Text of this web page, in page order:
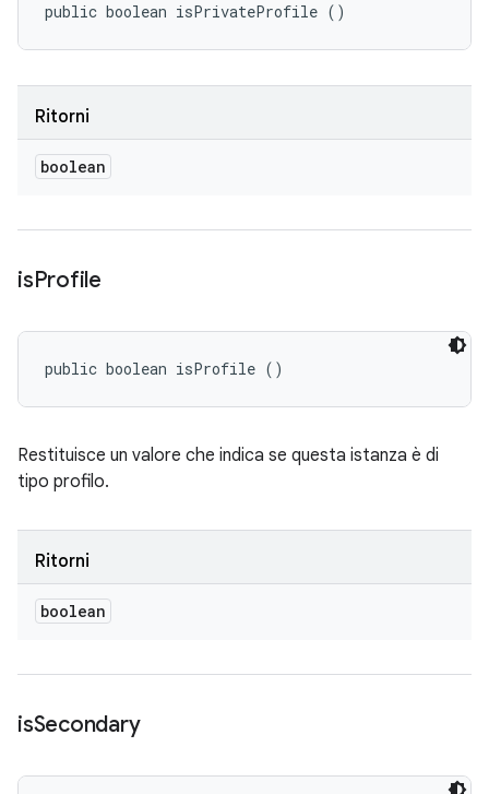
public boolean isPrivateProfile ()
Ritorni
boolean
isProfile
public boolean isProfile ()
Restituisce un valore che indica se questa istanza è di
tipo profilo.
Ritorni
boolean
isSecondary